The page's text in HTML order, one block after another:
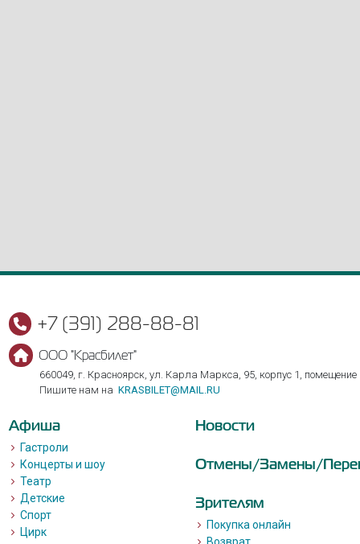
+7 (391) 288-88-81
ООО "Красбилет"
660049, г. Красноярск, ул. Карла Маркса, 95, корпус 1, помещение
Пишите нам на KRASBILET@MAIL.RU
Афиша
Гастроли
Концерты и шоу
Театр
Детские
Спорт
Цирк
Новости
Отмены/Замены/
Зрителям
Покупка онлайн
Возврат